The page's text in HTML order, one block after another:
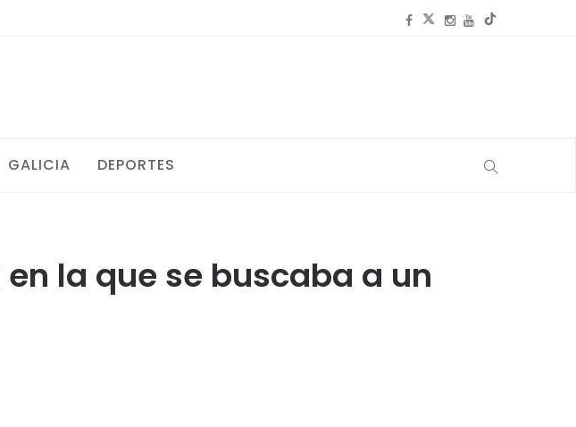
GALICIA DEPORTES
la que se buscaba a un